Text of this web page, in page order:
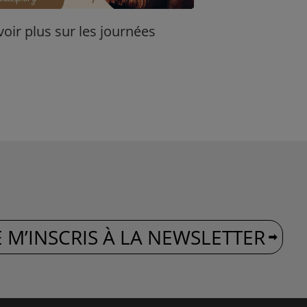
plus sur les journées
M’INSCRIS À LA NEWSLETTER